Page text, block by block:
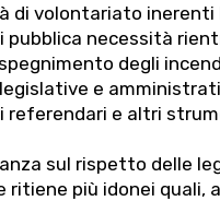
di volontariato
pubblica necessità
degli
e
e altri
sul rispetto delle
più idonei quali,